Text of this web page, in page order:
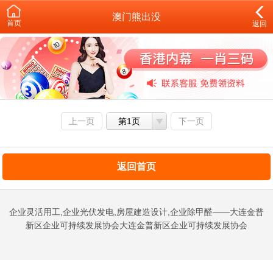
首页
澳门熊出没
返回
上一页 第1页 下一页
返回首页
企业灵活用工,企业光伏发电,房屋建造设计,企业除甲醛——大连金普
新区企业可持续发展协会大连金普新区企业可持续发展协会